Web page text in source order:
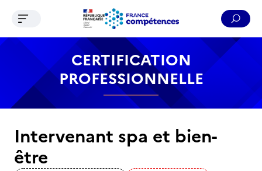
Contenu Recherche Menu Pied de page
Ouvrir le menu de navigation
CERTIFICATION
PROFESSIONNELLE
Intervenant spa et bien-
être